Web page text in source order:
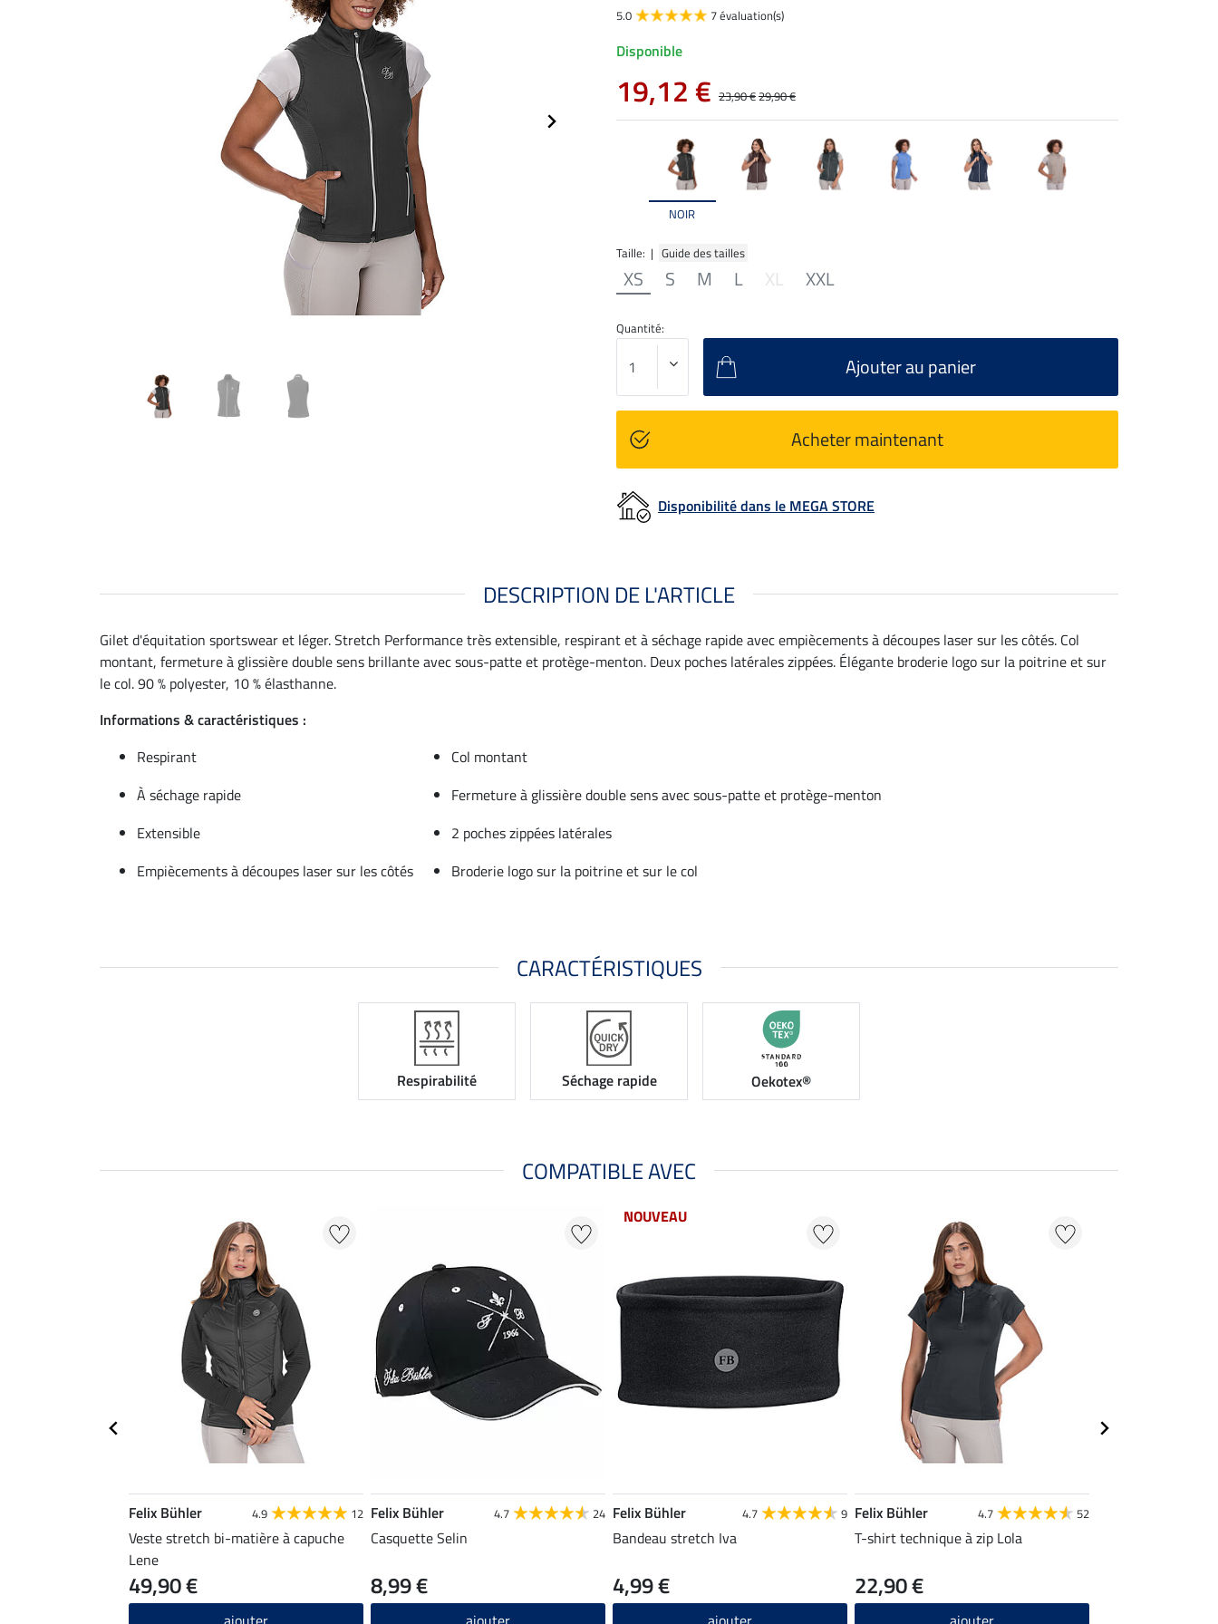
NOIR
Taille: | Guide des tailles
XS S M L XL XXL
5.0
7 évaluation(s)
Disponible
19,12 € 23,90 €29,90 €
Quantité:
Ajouter au panier
Acheter maintenant
Disponibilité dans le MEGA STORE
DESCRIPTION DE L'ARTICLE
Gilet d'équitation sportswear et léger. Stretch Performance très extensible, respirant et à séchage rapide avec empiècements à découpes laser sur les côtés. Col
montant, fermeture à glissière double sens brillante avec sous-patte et protège-menton. Deux poches latérales zippées. Élégante broderie logo sur la poitrine et sur
le col. 90 % polyester, 10 % élasthanne.
Informations & caractéristiques :
Respirant
Col montant
À séchage rapide
Fermeture à glissière double sens avec sous-patte et protège-menton
Extensible
2 poches zippées latérales
Empiècements à découpes laser sur les côtés
Broderie logo sur la poitrine et sur le col
CARACTÉRISTIQUES
Respirabilité Séchage rapide Oekotex®
COMPATIBLE AVEC
Felix Bühler 4.9 12
Veste stretch bi-matière à capuche
Lene
49,90 €
Felix Bühler 4.7 24
Casquette Selin
8,99 €
NOUVEAU
Felix Bühler 4.7 9
Bandeau stretch Iva
4,99 €
Felix Bühler 4.7 52
T-shirt technique à zip Lola
22,90 €